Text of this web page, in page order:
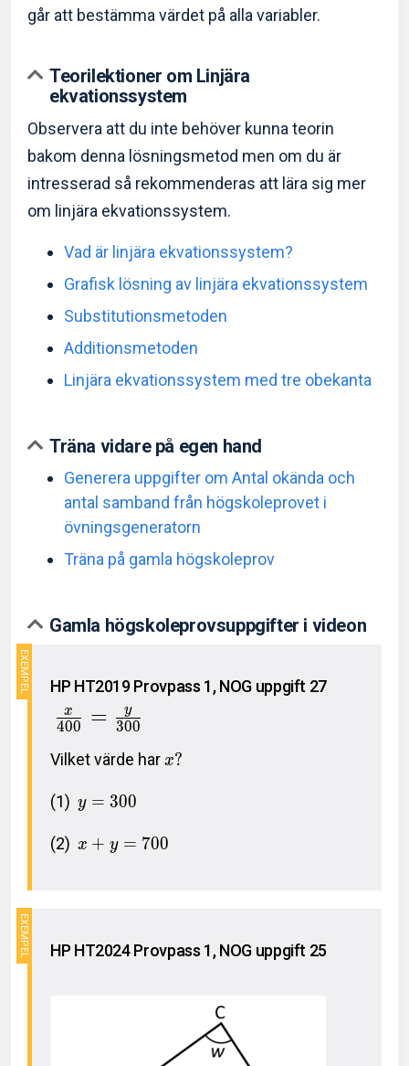
går att bestämma värdet på alla variabler.
Teorilektioner om Linjära
ekvationssystem
Observera att du inte behöver kunna teorin
bakom denna lösningsmetod men om du är
intresserad så rekommenderas att lära sig mer
om linjära ekvationssystem.
Vad är linjära ekvationssystem?
Grafisk lösning av linjära ekvationssystem
Substitutionsmetoden
Additionsmetoden
Linjära ekvationssystem med tre obekanta
Träna vidare på egen hand
Generera uppgifter om Antal okända och
antal samband från högskoleprovet i
övningsgeneratorn
Träna på gamla högskoleprov
Gamla högskoleprovsuppgifter i videon
HP HT2019 Provpass 1, NOG uppgift 27
400
x = 300
y
Vilket värde har x?
(1) y = 300
(2) x + y = 700
HP HT2024 Provpass 1, NOG uppgift 25